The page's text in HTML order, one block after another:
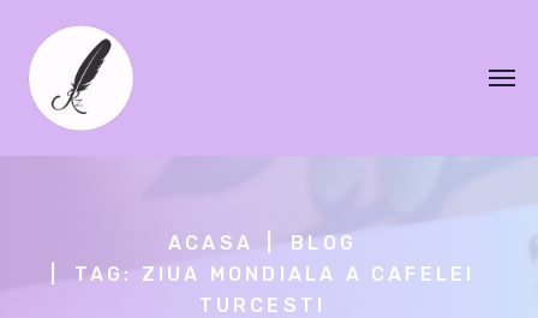
ACASA
BLOG
TAG: ZIUA MONDIALA A CAFELEI
TURCESTI